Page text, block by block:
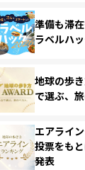
準備も滞
ラベルハ
地球の歩
で選ぶ、旅
エアライ
投票をも
発表